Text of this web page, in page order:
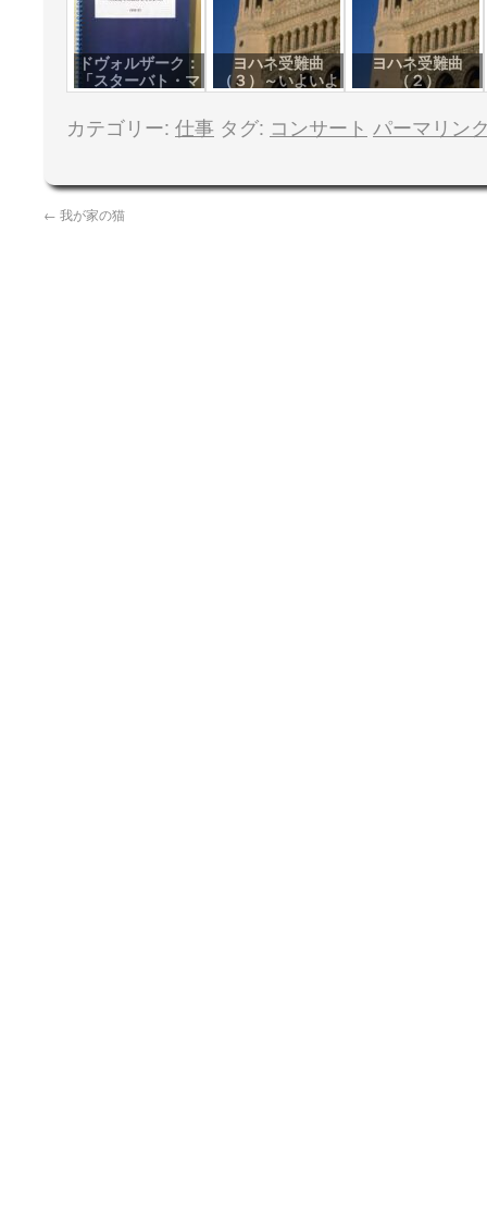
ドヴォルザーク：
「スターバト・マ
ーテル」（オリジ
ナル版）
ヨハネ受難曲
（３）～いよいよ
本番
ヨハネ受難曲
（２）
カテゴリー: 仕事 タグ: コンサート パーマリン
← 我が家の猫